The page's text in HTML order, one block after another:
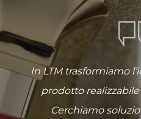
In LTM trasformiamo
prodotto
Cerchiamo